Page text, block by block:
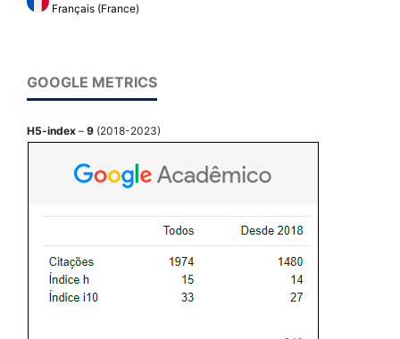
Français (France)
GOOGLE METRICS
H5-index – 9 (2018-2023)